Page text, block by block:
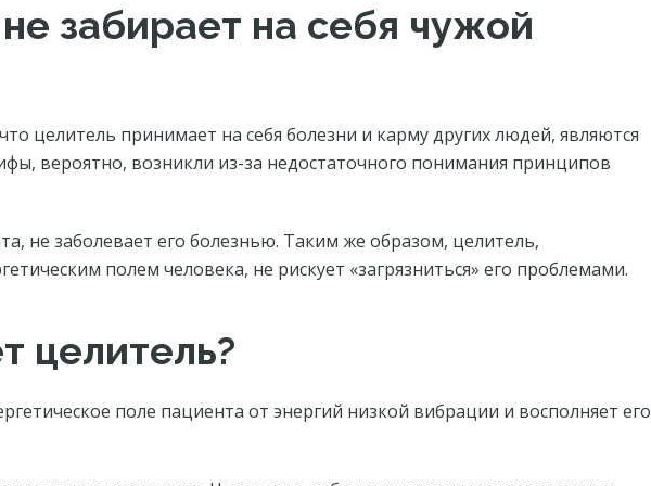
забирает на себя чужой
целитель принимает на себя болезни и карму других людей, являются
вероятно, возникли из-за недостаточного понимания принципов
не заболевает его болезнью. Таким же образом, целитель,
полем человека, не рискует «загрязниться» его проблемами.
целитель?
поле пациента от энергий низкой вибрации и восполняет его